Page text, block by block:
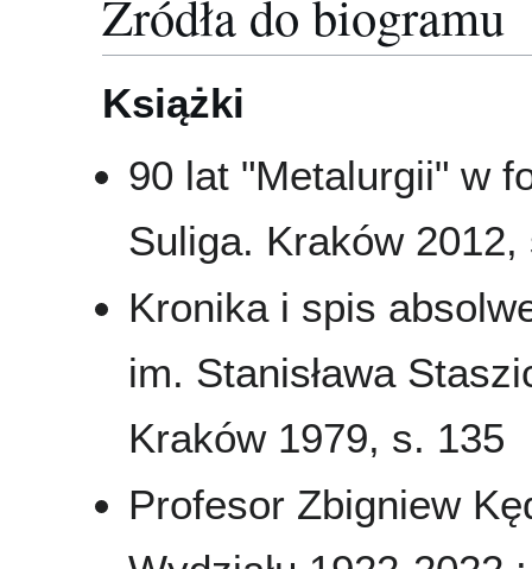
Źródła do biogramu
Książki
90 lat "Metalurgii" w
Suliga. Kraków
Kronika i spis
im. Stanisława
Kraków 1979, s. 135
Profesor Zbigniew